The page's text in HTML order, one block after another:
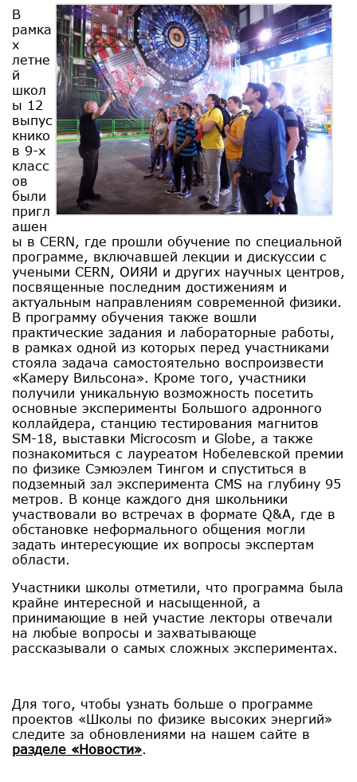
В
рамка
х
летне
й
школ
ы 12
выпус
книко
в 9-х
класс
ов
были
пригл
ашен
ы в CERN, где прошли обучение по специальной
программе, включавшей лекции и дискуссии с
учеными CERN, ОИЯИ и других научных центров,
посвященные последним достижениям и
актуальным направлениям современной физики.
В программу обучения также вошли
практические задания и лабораторные работы,
в рамках одной из которых перед участниками
стояла задача самостоятельно воспроизвести
«Камеру Вильсона». Кроме того, участники
получили уникальную возможность посетить
основные эксперименты Большого адронного
коллайдера, станцию тестирования магнитов
SM-18, выставки Microcosm и Globe, а также
познакомиться с лауреатом Нобелевской премии
по физике Сэмюэлем Тингом и спуститься в
подземный зал эксперимента CMS на глубину 95
метров. В конце каждого дня школьники
участвовали во встречах в формате Q&A, где в
обстановке неформального общения могли
задать интересующие их вопросы экспертам
области.
Участники школы отметили, что программа была
крайне интересной и насыщенной, а
принимающие в ней участие лекторы отвечали
на любые вопросы и захватывающе
рассказывали о самых сложных экспериментах.
Для того, чтобы узнать больше о программе
проектов «Школы по физике высоких энергий»
следите за обновлениями на нашем сайте в
разделе «Новости».